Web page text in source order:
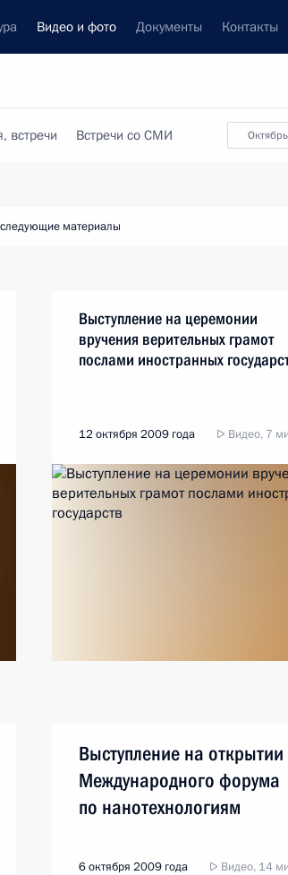
Видео и фото Документы Контакты
встречи Встречи со СМИ
материалы
Выступление на церемонии
вручения верительных грамот
послами иностранных
12 октября 2009 года Видео, 7
Выступление на открытии
Международного форума
по нанотехнологиям
6 октября 2009 года Видео, 14